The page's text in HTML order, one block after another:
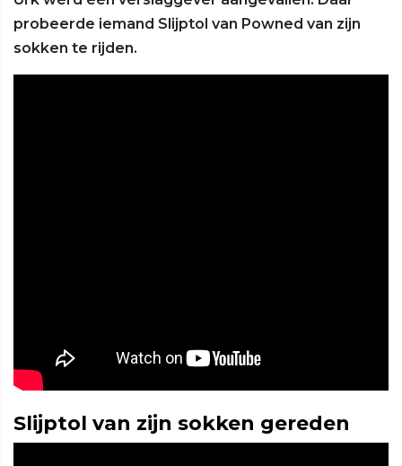
probeerde iemand Slijptol van Powned van zijn
sokken te rijden.
Slijptol van zijn sokken gereden